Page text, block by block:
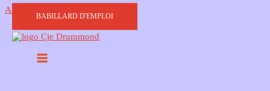
Aller au contenu
BABILLARD D'EMPLOI